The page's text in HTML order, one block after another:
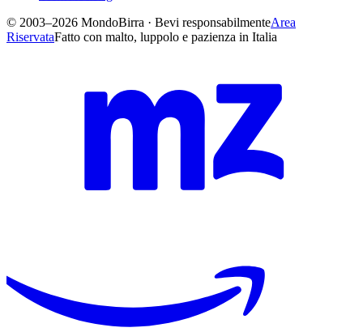
© 2003–2026 MondoBirra · Bevi responsabilmenteArea
RiservataFatto con malto, luppolo e pazienza in Italia